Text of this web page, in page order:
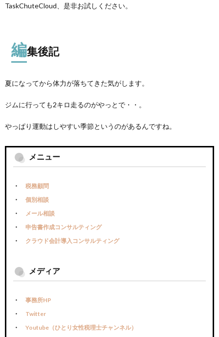
TaskChuteCloud、是非お試しください。
編集後記
夏になってから体力が落ちてきた気がします。
ジムに行っても2キロ走るのがやっとで・・。
やっぱり運動はしやすい季節というのがあるんですね。
メニュー
税務顧問
個別相談
メール相談
申告書作成コンサルティング
クラウド会計導入コンサルティング
メディア
事務所HP
Twitter
Youtube（ひとり女性税理士チャンネル）